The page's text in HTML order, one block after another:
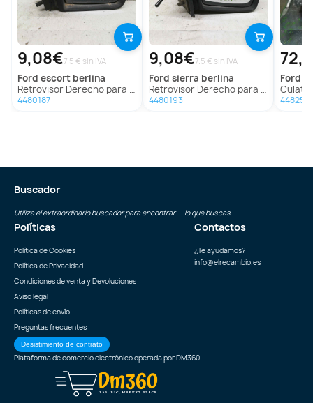
9,08€7.5 € sin IVA
ford escort berlina
Retrovisor Derecho para Ford Escort Berlina
4480187
9,08€7.5 € sin IVA
ford sierra berlina
Retrovisor Derecho para Ford Sierra Berlina
4480193
ford
Culata
Buscador
Utiliza el extraordinario buscador para encontrar ... lo que buscas
Políticas
Política de Cookies
Política de Privacidad
Condiciones de venta y Devoluciones
Aviso legal
Políticas de envío
Preguntas frecuentes
Desistimiento de contrato
Contactos
¿Te ayudamos?
info@elrecambio.es
Plataforma de comercio electrónico operada porDM360